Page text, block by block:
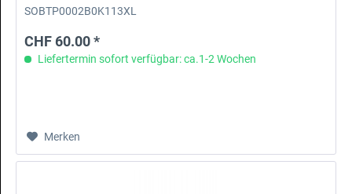
SOBTP0002B0K113XL
CHF 60.00 *
Liefertermin sofort verfügbar: ca.1-2 Wochen
Merken